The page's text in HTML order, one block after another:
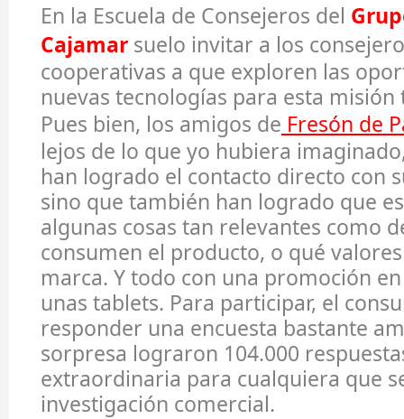
En la Escuela de Consejeros del
Cajamar suelo invitar a los
cooperativas a que exploren las
nuevas tecnologías para esta
Pues bien, los amigos de Fresón de
lejos de lo que yo hubiera
han logrado el contacto directo con
sino que también han logrado que
algunas cosas tan relevantes como
consumen el producto, o qué
marca. Y todo con una promoción
unas tablets. Para participar, el
responder una encuesta bastante
sorpresa lograron 104.000
extraordinaria para cualquiera que
investigación comercial.